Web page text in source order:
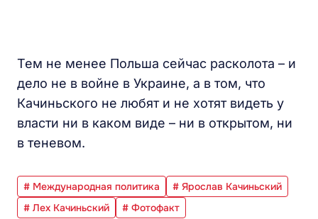
Тем не менее Польша сейчас расколота – и
дело не в войне в Украине, а в том, что
Качиньского не любят и не хотят видеть у
власти ни в каком виде – ни в открытом, ни
в теневом.
# Международная политика
# Ярослав Качиньский
# Лех Качиньский
# Фотофакт